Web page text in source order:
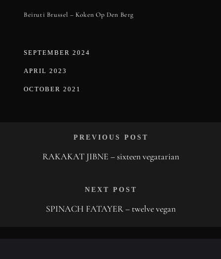
Beiruti Brussel – Koken Op Den Berg
SEPTEMBER 2024
APRIL 2023
OCTOBER 2021
PREVIOUS POST
RAKAKAT JIBNE – sixteen vegatarian
NEXT POST
SPINACH FATAYER – twelve vegan